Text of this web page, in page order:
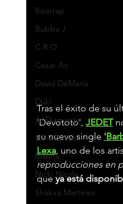
Bizarrap
Bubba J
C.R.O.
Cesar Ac
David DeMaría
Duki
Jc Diamante
Luna Zuazu
Marina
Nicki Nicole
Shakira Martínez
Tras el éxito de su
'Devototo', JEDET
su nuevo single
Lexa, uno de los
reproducciones en
que ya está